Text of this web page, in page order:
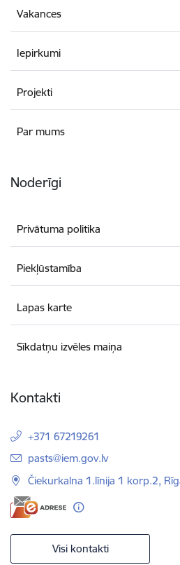
Vakances
Iepirkumi
Projekti
Par mums
Noderīgi
Privātuma politika
Piekļūstamība
Lapas karte
Sīkdatņu izvēles maiņa
Kontakti
+371 67219261
E-pasts:
pasts@iem.gov.lv
Čiekurkalna 1.līnija 1 korp.2,
Visi kontakti